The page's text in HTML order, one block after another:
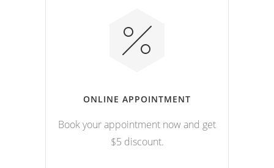
ONLINE APPOINTMENT
Book your appointment now and get
$5 discount.